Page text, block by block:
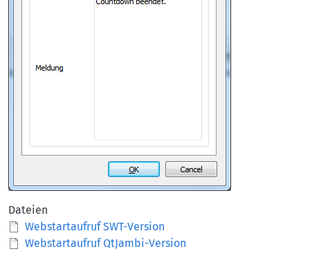
Dateien
Webstartaufruf SWT-Version
Webstartaufruf QtJambi-Version